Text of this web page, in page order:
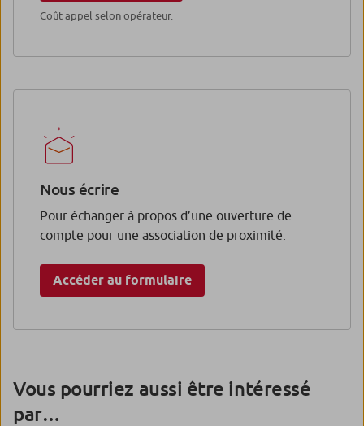
Coût appel selon opérateur.
Nous écrire
Pour échanger à propos d’une ouverture de
compte pour une association de proximité.
Accéder au formulaire
Vous pourriez aussi être intéressé
par…